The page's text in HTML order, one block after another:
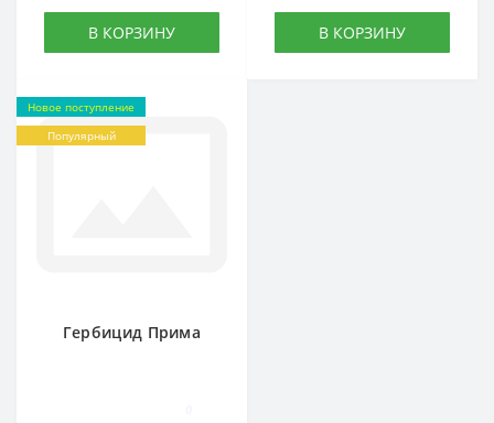
В КОРЗИНУ В КОРЗИНУ
Новое поступление
Популярный
Гербицид Прима